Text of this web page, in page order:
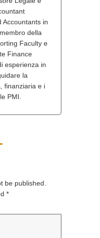
Accountants in
della
Faculty e
Finance
esperienza in
la
finanziaria e i
PMI.
be published.
*